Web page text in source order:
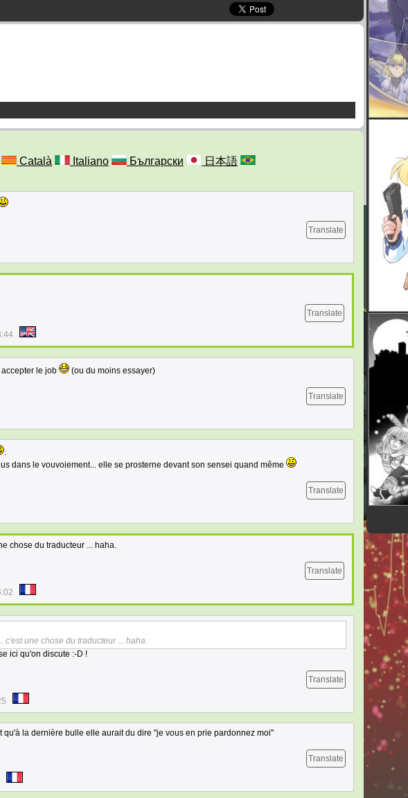
Català Italiano Български
日本語
Translate
Translate
le job (ou du moins essayer)
Translate
.
dans le vouvoiement... elle se prosterne devant son sensei quand même
Translate
chose du traducteur ... haha.
Translate
c'est une chose du traducteur ... haha.
ici qu'on discute :-D !
Translate
qu'à la dernière bulle elle aurait du dire "je vous en prie pardonnez moi"
Translate